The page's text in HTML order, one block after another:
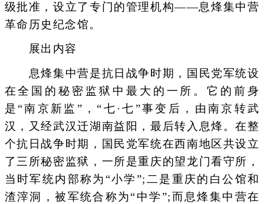
级批准，设立了专门的管理机构――息烽集中营
革命历史纪念馆。
展出内容
息烽集中营是抗日战争时期，国民党军统设
在全国的秘密监狱中最大的一所。它的前身
是“南京新监”，“七·七”事变后，由南京转武
汉，又经武汉迁湖南益阳，最后转入息烽。在整
个抗日战争时期，国民党军统在西南地区共设立
了三所秘密监狱，一所是重庆的望龙门看守所，
当时军统内部称为“小学”;二是重庆的白公馆和
渣滓洞，被军统合称为“中学”;而息烽集中营在